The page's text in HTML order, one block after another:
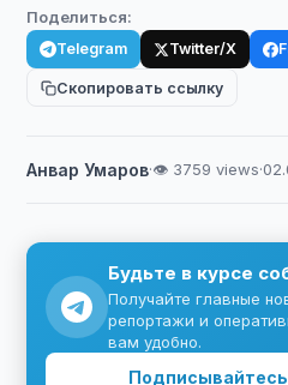
Поделиться:
Telegram Twitter/X
Скопировать ссылку
Анвар Умаров·👁 3759 views·
Будьте в курсе
Получайте главные
репортажи и
вам удобно.